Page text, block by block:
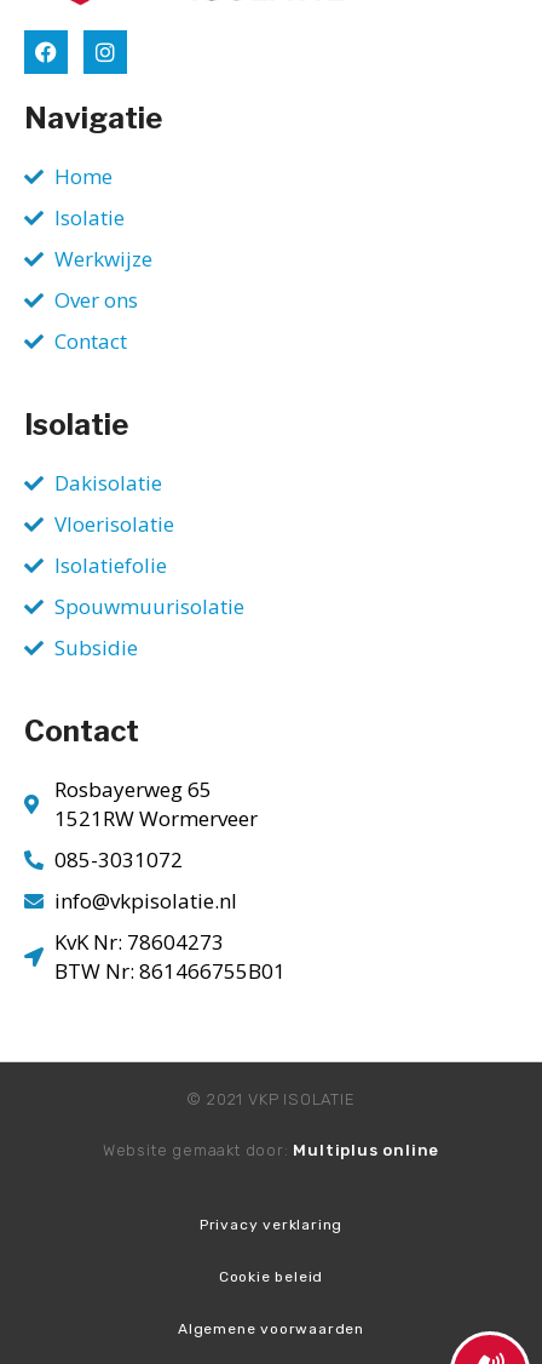
Navigatie
Home
Isolatie
Werkwijze
Over ons
Contact
Isolatie
Dakisolatie
Vloerisolatie
Isolatiefolie
Spouwmuurisolatie
Subsidie
Contact
Rosbayerweg 65
1521RW Wormerveer
085-3031072
info@vkpisolatie.nl
KvK Nr: 78604273
BTW Nr: 861466755B01
© 2021 VKP ISOLATIE
Website gemaakt door: Multiplus online
Privacy verklaring
Cookie beleid
Algemene voorwaarden